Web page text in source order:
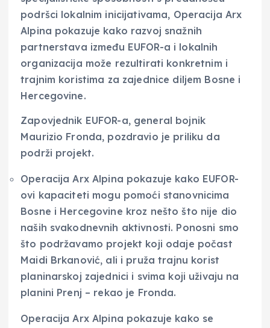
podršci lokalnim inicijativama, Operacija Arx
Alpina pokazuje kako razvoj snažnih
partnerstava između EUFOR-a i lokalnih
organizacija može rezultirati konkretnim i
trajnim koristima za zajednice diljem Bosne i
Hercegovine.
Zapovjednik EUFOR-a, general bojnik
Maurizio Fronda, pozdravio je priliku da
podrži projekt.
Operacija Arx Alpina pokazuje kako EUFOR-
ovi kapaciteti mogu pomoći stanovnicima
Bosne i Hercegovine kroz nešto što nije dio
naših svakodnevnih aktivnosti. Ponosni smo
što podržavamo projekt koji odaje počast
Maidi Brkanović, ali i pruža trajnu korist
planinarskoj zajednici i svima koji uživaju na
planini Prenj – rekao je Fronda.
Operacija Arx Alpina pokazuje kako se